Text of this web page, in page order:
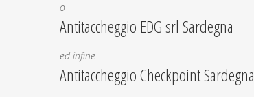
o
Antitaccheggio EDG srl Sardegna
ed infine
Antitaccheggio Checkpoint Sardegna